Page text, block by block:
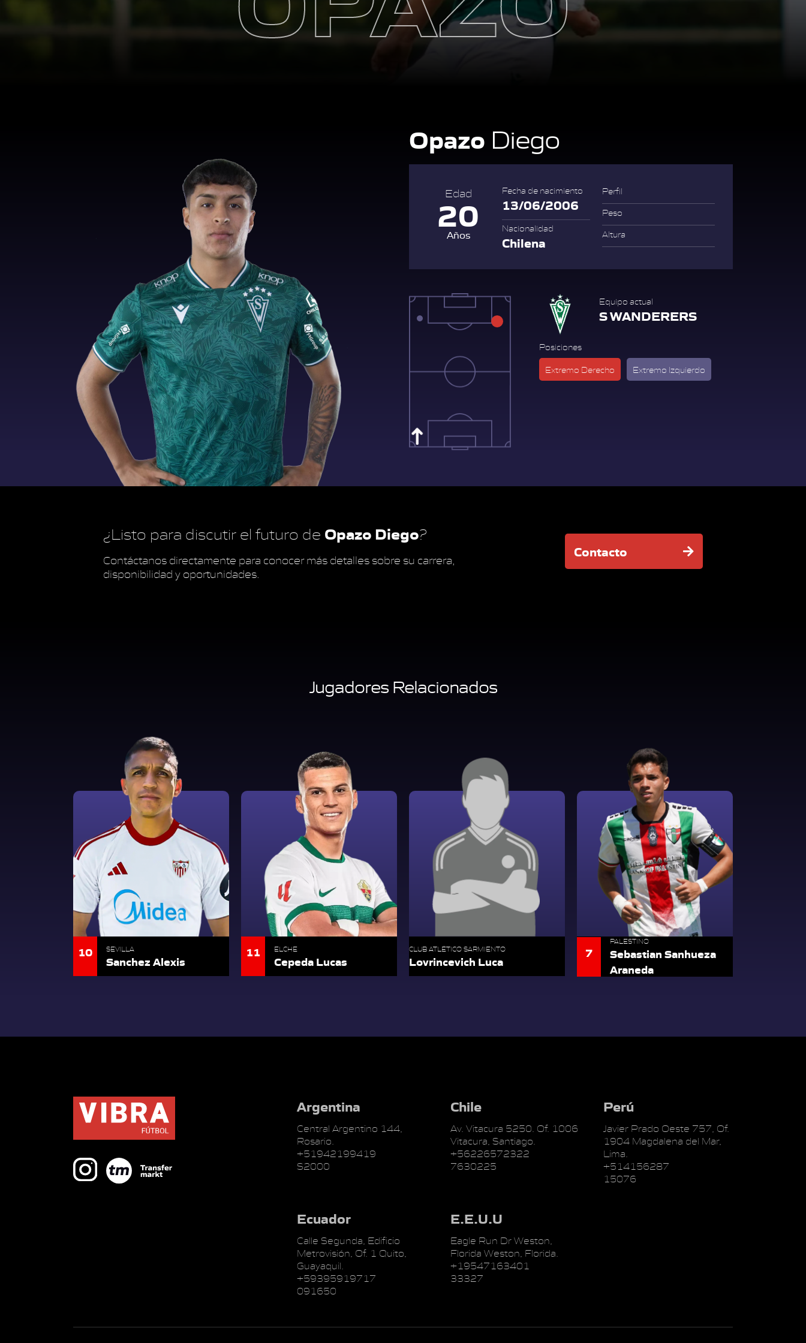
Opazo Diego
Edad
20
Años
Fecha de nacimiento
13/06/2006
Nacionalidad
Chilena
Perfil
Peso
Altura
Equipo actual
S WANDERERS
Posiciones
Extremo Derecho Extremo Izquierdo
¿Listo para discutir el futuro de Opazo Diego?
Contáctanos directamente para conocer más detalles sobre su carrera,
disponibilidad y oportunidades.
Contacto
Jugadores Relacionados
10 SEVILLA
Sanchez Alexis
11 ELCHE
Cepeda Lucas
CLUB ATLÉTICO SARMIENTO
Lovrincevich Luca
7
PALESTINO
Sebastian Sanhueza
Araneda
Argentina
Central Argentino 144,
Rosario.
+51942199419
S2000
Chile
Av. Vitacura 5250. Of. 1006
Vitacura, Santiago.
+56226572322
7630225
Perú
Javier Prado Oeste 757, Of.
1904 Magdalena del Mar,
Lima.
+514156287
15076
Ecuador
Calle Segunda, Edificio
Metrovisión, Of. 1 Quito,
Guayaquil.
+59395919717
091650
E.E.U.U
Eagle Run Dr Weston,
Florida Weston, Florida.
+19547163401
33327